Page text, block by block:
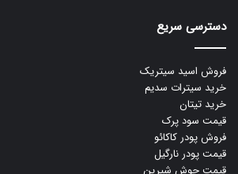
دسترسی سریع
فروش اسید سیتریک
خرید سیترات سدیم
خرید تیتان
قیمت سود پرک
فروش پودر کاکائو
قیمت پودر نارگیل
قیمت جوش شیرین